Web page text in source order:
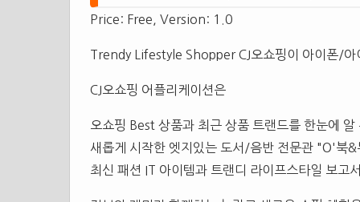
Price: Free, Version: 1.0
Trendy Lifestyle Shopper CJ오쇼핑이 아이폰/아
CJ오쇼핑 어플리케이션은
오쇼핑 Best 상품과 최근 상품 트랜드를 한눈에
새롭게 시작한 엣지있는 도서/음반 전문관 "O'북&
최신 패션 IT 아이템과 트랜디 라이프스타일 보